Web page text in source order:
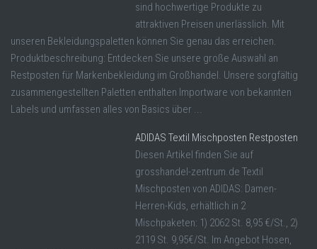
sind hochwertige Produkte zu
attraktiven Preisen unerlässlich. Mit
unseren Bekleidungspaletten können Sie genau das erreichen.
Produktbeschreibung: Entdecken Sie unsere große Auswahl an
Restposten für Markenbekleidung im Großhandel. Unsere sorgfältig
zusammengestellten Paletten enthalten Importware von bekannten
Labels und umfassen alles von Basics über ...
ADIDAS Textil Mischposten Restposten
Diesen Artikel finden Sie auf
grosshandel-zentrum.de Textil
Mischposten von ADIDAS: Damen-
Herren-Kids, erhältlich in 2
Mischpaketen: 1) 2062 St. 8,95 €/St., 2)
2119 St. 9,95€/St. Im Angebot Hosen,